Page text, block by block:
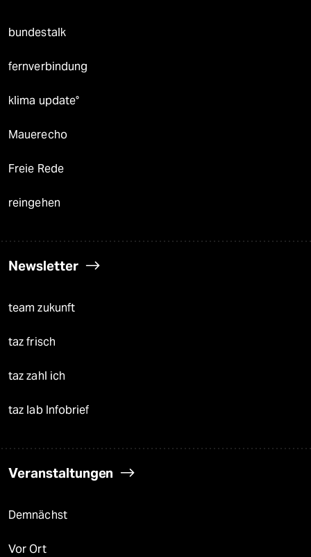
bundestalk
fernverbindung
klima update°
Mauerecho
Freie Rede
reingehen
Newsletter
team zukunft
taz frisch
taz zahl ich
taz lab Infobrief
Veranstaltungen
Demnächst
Vor Ort